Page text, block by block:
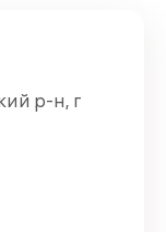
р-н, г